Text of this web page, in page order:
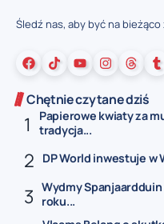
Śledź nas, aby być na
Chętnie czytane dziś
Papierowe kwiaty za
tradycja...
DP World inwestuje w
Wydmy
roku...